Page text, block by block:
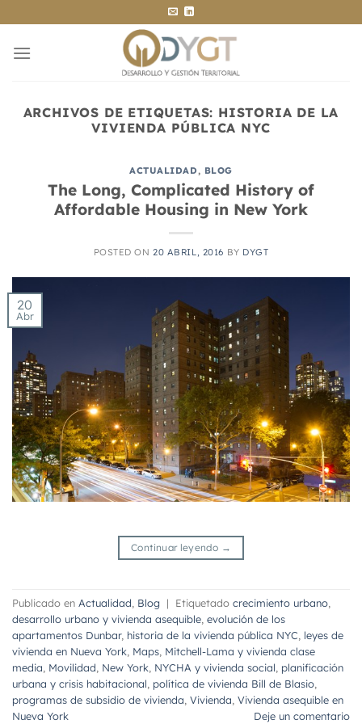
al
contenido
ARCHIVOS DE ETIQUETAS: HISTORIA DE LA
VIVIENDA PÚBLICA NYC
ACTUALIDAD, BLOG
The Long, Complicated History of
Affordable Housing in New York
POSTED ON20 ABRIL, 2016 BY DYGT
20
Abr
Continuar leyendo →
Publicado en Actualidad, Blog | Etiquetado crecimiento urbano,
desarrollo urbano y vivienda asequible, evolución de los
apartamentos Dunbar, historia de la vivienda pública NYC, leyes de
vivienda en Nueva York, Maps, Mitchell-Lama y vivienda clase
media, Movilidad, New York, NYCHA y vivienda social, planificación
urbana y crisis habitacional, política de vivienda Bill de Blasio,
programas de subsidio de vivienda, Vivienda, Vivienda asequible en
Nueva York
Deje un comentario